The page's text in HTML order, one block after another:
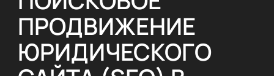
ПРОДВИЖЕНИЕ
ЮРИДИЧЕСКОГО